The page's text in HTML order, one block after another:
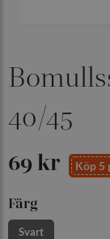
40/45
69 kr Köp 5
Färg
Svart